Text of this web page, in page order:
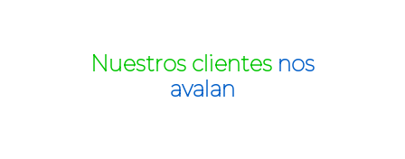
Nuestros clientes nos
avalan